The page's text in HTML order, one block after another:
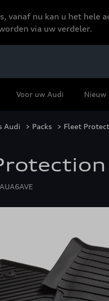
vanaf nu kan u het
via uw verdeler.
Voor uw Audi Nieuw
Audi > Packs > Fleet